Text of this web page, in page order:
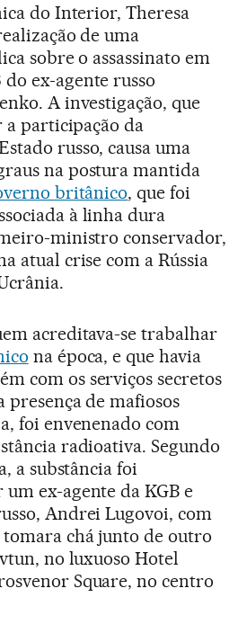
do Interior, Theresa
de uma
sobre o assassinato em
ex-agente russo
A investigação, que
a participação da
russo, causa uma
na postura mantida
britânico, que foi
à linha dura
ministro conservador,
atual crise com a Rússia
acreditava-se trabalhar
na época, e que havia
com os serviços secretos
presença de mafiosos
foi envenenado com
radioativa. Segundo
a substância foi
ex-agente da KGB e
Andrei Lugovoi, com
chá junto de outro
no luxuoso Hotel
Square, no centro